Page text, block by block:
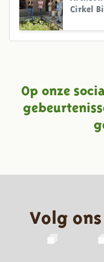
Cirkel
Op onze
Volg